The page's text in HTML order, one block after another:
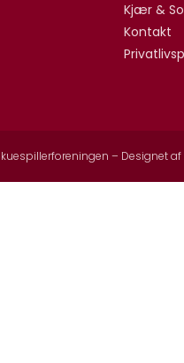
Kjær &
Kontakt
– Designet af